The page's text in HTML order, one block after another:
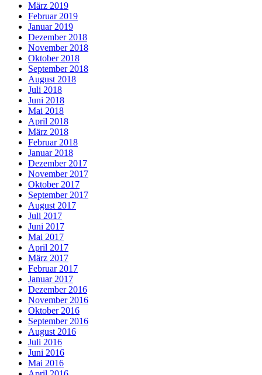
März 2019
Februar 2019
Januar 2019
Dezember 2018
November 2018
Oktober 2018
September 2018
August 2018
Juli 2018
Juni 2018
Mai 2018
April 2018
März 2018
Februar 2018
Januar 2018
Dezember 2017
November 2017
Oktober 2017
September 2017
August 2017
Juli 2017
Juni 2017
Mai 2017
April 2017
März 2017
Februar 2017
Januar 2017
Dezember 2016
November 2016
Oktober 2016
September 2016
August 2016
Juli 2016
Juni 2016
Mai 2016